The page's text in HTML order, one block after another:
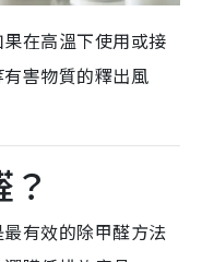
在高溫下使用或接
害物質的釋出風
有效的除甲醛方法